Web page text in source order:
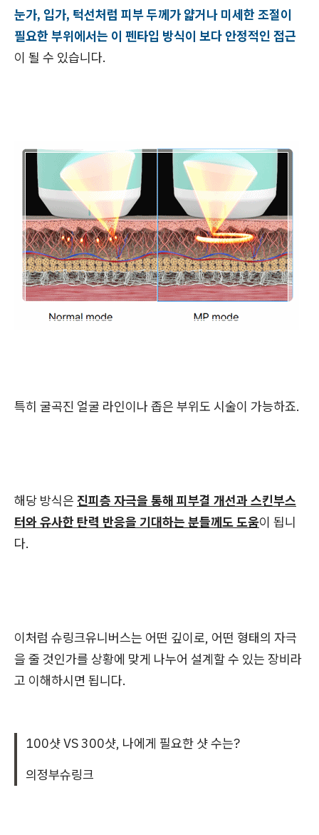
눈가, 입가, 턱선처럼 피부 두께가 얇거나 미세한 조절이
필요한 부위에서는 이 펜타입 방식이 보다 안정적인 접근
이 될 수 있습니다.
특히 굴곡진 얼굴 라인이나 좁은 부위도 시술이 가능하죠.
해당 방식은 진피층 자극을 통해 피부결 개선과 스킨부스
터와 유사한 탄력 반응을 기대하는 분들께도 도움이 됩니
다.
이처럼 슈링크유니버스는 어떤 깊이로, 어떤 형태의 자극
을 줄 것인가를 상황에 맞게 나누어 설계할 수 있는 장비라
고 이해하시면 됩니다.
100샷 VS 300샷, 나에게 필요한 샷 수는?
의정부슈링크